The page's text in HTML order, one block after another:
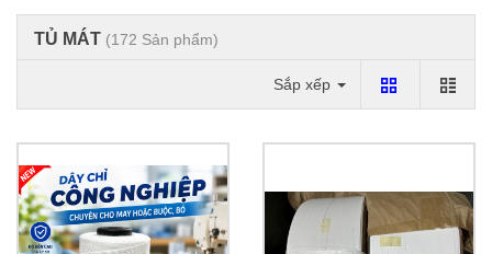
TỦ MÁT (172 Sản phẩm)
Sắp xếp